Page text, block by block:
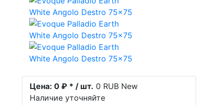
Цена: 0 ₽ * / шт. 0 RUB New
Наличие уточняйте